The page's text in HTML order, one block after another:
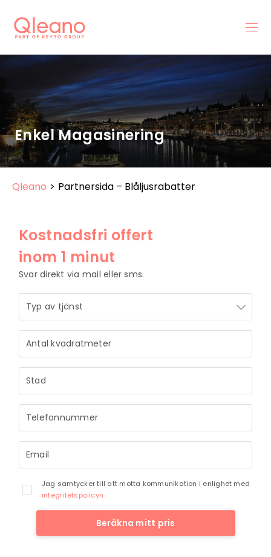
Enkel Magasinering
Qleano > Partnersida – Blåljusrabatter
Kostnadsfri offert
inom 1 minut
Svar direkt via mail eller sms.
Jag samtycker till att motta kommunikation i enlighet med
integritetspolicyn
Beräkna mitt pris